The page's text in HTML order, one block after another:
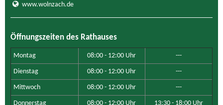
www.wolnzach.de
Öffnungszeiten des Rathauses
Montag 08:00 - 12:00 Uhr ---
Dienstag 08:00 - 12:00 Uhr ---
Mittwoch 08:00 - 12:00 Uhr ---
Donnerstag 08:00 - 12:00 Uhr 13:30 - 18:00 Uhr